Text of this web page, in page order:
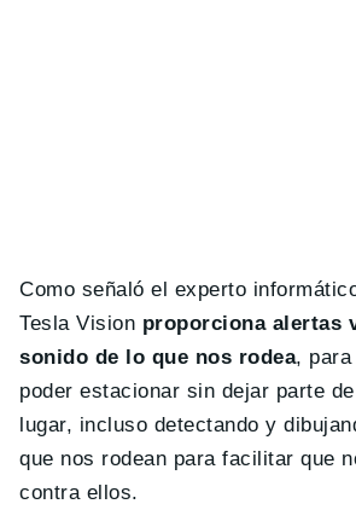
Como señaló el experto
Tesla Vision proporciona alertas
sonido de lo que nos rodea, para
poder estacionar sin dejar parte
lugar, incluso detectando y
que nos rodean para facilitar que
contra ellos.